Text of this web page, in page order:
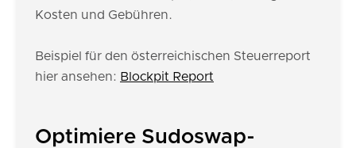
Kosten und Gebühren.
Beispiel für den österreichischen Steuerreport
hier ansehen: Blockpit Report
Optimiere Sudoswap-